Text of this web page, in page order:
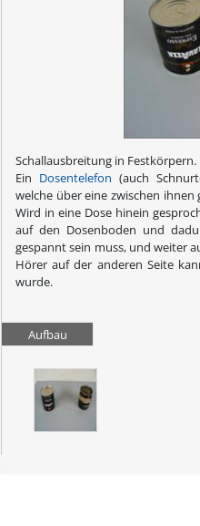
Schallausbreitung in Festkörpern.
Ein Dosentelefon (auch
welche über eine zwischen
Wird in eine Dose hinein
auf den Dosenboden und
gespannt sein muss, und weiter
Hörer auf der anderen Seite
wurde.
Aufbau